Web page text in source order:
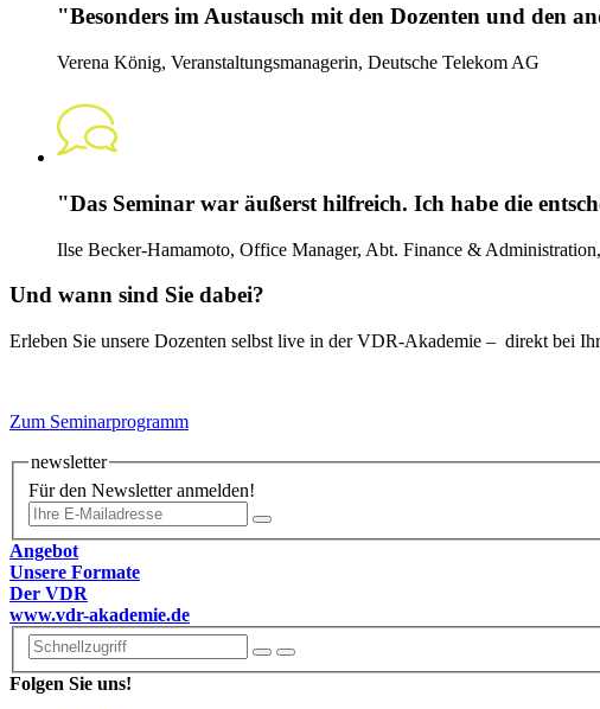
"Besonders im Austausch mit den Dozenten und den
Verena König, Veranstaltungsmanagerin, Deutsche Telekom AG
"Das Seminar war äußerst hilfreich. Ich habe die
Ilse Becker-Hamamoto, Office Manager, Abt. Finance &
Und wann sind Sie dabei?
Erleben Sie unsere Dozenten selbst live in der VDR-Akademie – direkt bei
Zum Seminarprogramm
newsletter
Für den Newsletter anmelden!
Angebot
Unsere Formate
Der VDR
www.vdr-akademie.de
Folgen Sie uns!